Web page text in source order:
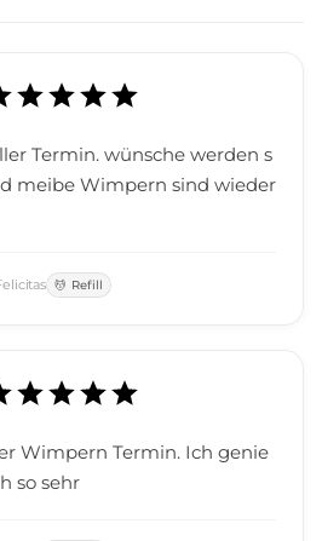
Termin. wünsche werden s
meibe Wimpern sind wieder
Refill
Termin. Ich genie
so sehr